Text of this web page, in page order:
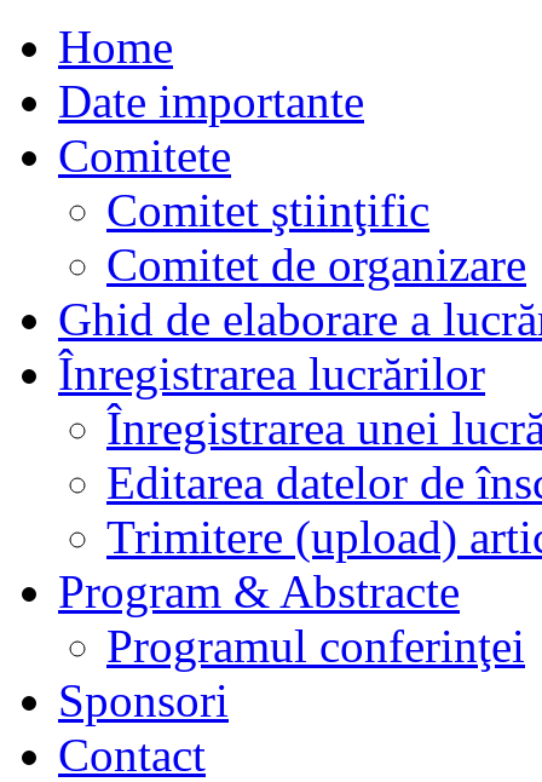
Home
Date importante
Comitete
Comitet ştiinţific
Comitet de organizare
Ghid de elaborare a
Înregistrarea lucrărilor
Înregistrarea unei
Editarea datelor de
Trimitere (upload)
Program & Abstracte
Programul conferinţei
Sponsori
Contact